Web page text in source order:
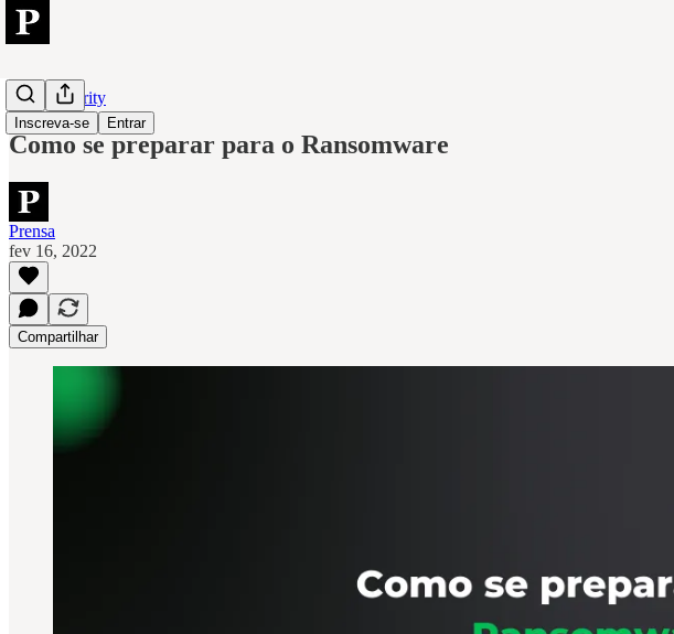
Inscreva-se Entrar
Cybersecurity
Como se preparar para o Ransomware
Prensa
fev 16, 2022
Compartilhar